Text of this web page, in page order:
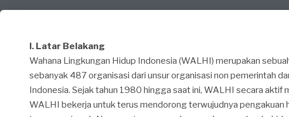
I. Latar Belakang
Wahana Lingkungan Hidup Indonesia (WALHI) merupakan
sebanyak 487 organisasi dari unsur organisasi non pemerintah
Indonesia. Sejak tahun 1980 hingga saat ini, WALHI secara
WALHI bekerja untuk terus mendorong terwujudnya pengakuan